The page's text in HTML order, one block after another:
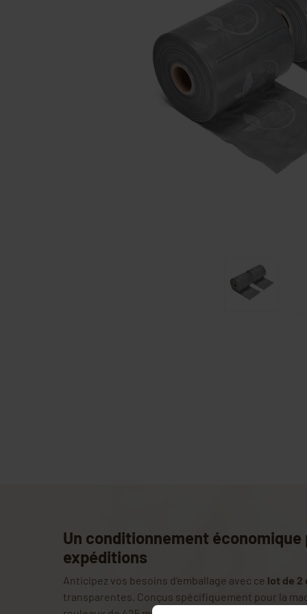
Un conditionnement économique
expéditions
Anticipez vos besoins d'emballage avec ce lot de 2
transparentes. Conçus spécifiquement pour la